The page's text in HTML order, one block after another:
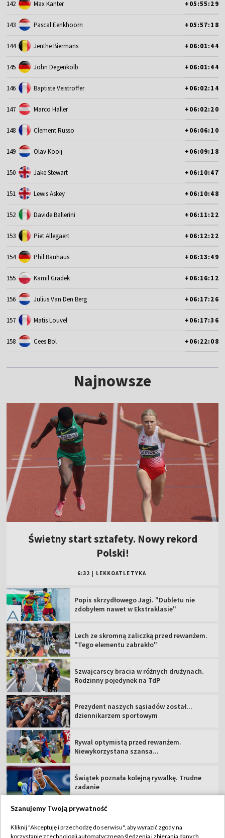
142 Max Kanter +05:55:29
143 Pascal Eenkhoorn +05:57:18
144 Jenthe Biermans +06:01:44
145 John Degenkolb +06:01:44
146 Baptiste Veistroffer +06:02:14
147 Marco Haller +06:02:20
148 Clement Russo +06:06:10
149 Olav Kooij +06:09:18
150 Jake Stewart +06:10:47
151 Lewis Askey +06:10:48
152 Davide Ballerini +06:11:22
153 Piet Allegaert +06:12:22
154 Phil Bauhaus +06:13:49
155 Kamil Gradek +06:16:12
156 Julius Van Den Berg +06:17:26
157 Matis Louvel +06:17:36
158 Cees Bol +06:22:08
Najnowsze
Świetny start sztafety. Nowy rekord
Polski!
6:32 LEKKOATLETYKA
Popis skrzydłowego Jagi. "Dubletu nie
zdobyłem nawet w Ekstraklasie"
Lech ze skromną zaliczką przed rewanżem.
"Tego elementu zabrakło"
Szwajcarscy bracia w różnych drużynach.
Rodzinny pojedynek na TdP
Prezydent naszych sąsiadów został...
dziennikarzem sportowym
Rywal optymistą przed rewanżem.
Niewykorzystana szansa...
Świątek poznała kolejną rywalkę. Trudne
zadanie
Szanujemy Twoją prywatność
Kliknij "Akceptuję i przechodzę do serwisu", aby wyrazić zgody na
korzystanie z technologii automatycznego śledzenia i zbierania danych,